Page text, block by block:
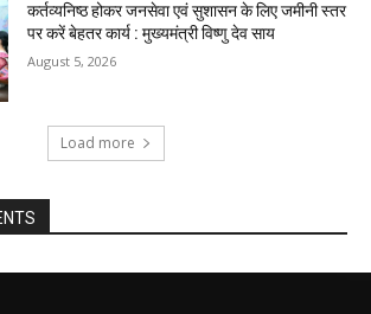
कर्तव्यनिष्ठ होकर जनसेवा एवं सुशासन के लिए जमीनी स्तर
पर करें बेहतर कार्य : मुख्यमंत्री विष्णु देव साय
August 5, 2026
Load more